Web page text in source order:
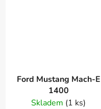
Ford Mustang Mach-E
1400
Skladem (1 ks)